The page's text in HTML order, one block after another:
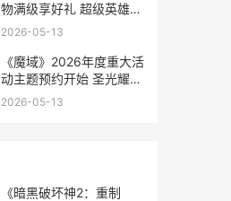
物满级享好礼 超级英雄重
返球场 自由篮球cg
2026-05-13
《魔域》2026年度重大活
动主题预约开始 圣光耀织
年度时装瑰丽公开了 魔域
2026-05-13
《暗黑破坏神2：重制